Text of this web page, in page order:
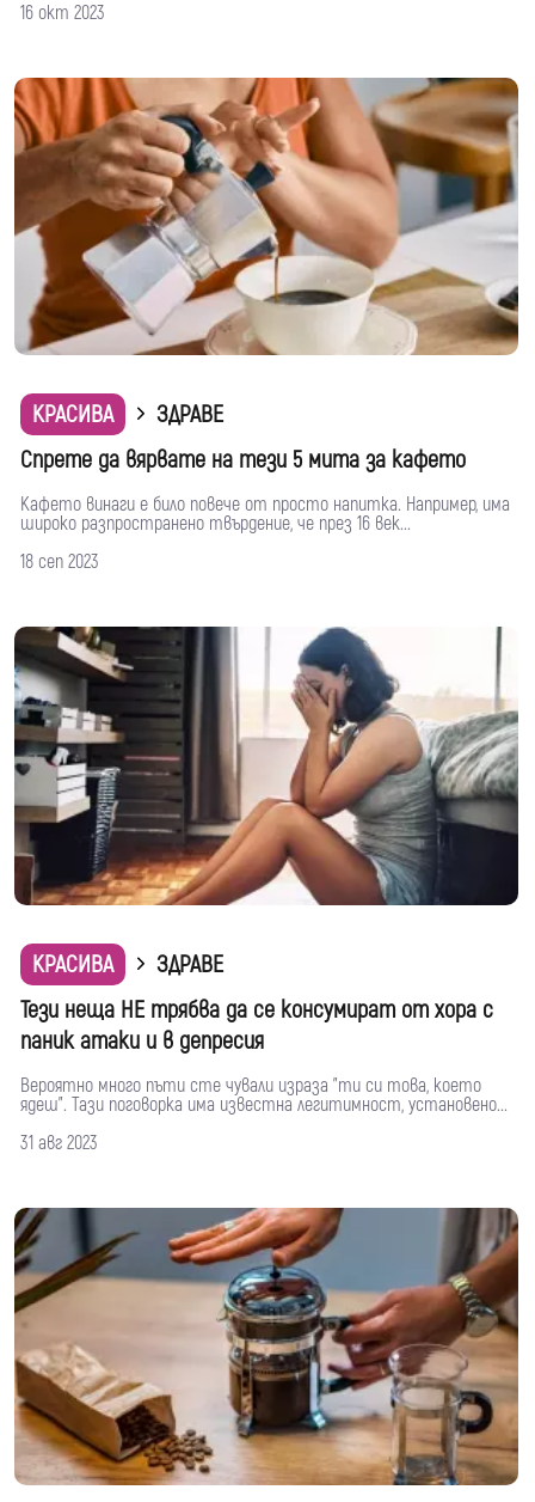
16 окт 2023
КРАСИВА
ЗДРАВЕ
Спрете да вярвате на тези 5 мита за кафето
Кафето винаги е било повече от просто напитка. Например, има
широко разпространено твърдение, че през 16 век...
18 сеп 2023
КРАСИВА
ЗДРАВЕ
Тези неща НЕ трябва да се консумират от хора с
паник атаки и в депресия
Вероятно много пъти сте чували израза "ти си това, което
ядеш". Тази поговорка има известна легитимност, установено...
31 авг 2023